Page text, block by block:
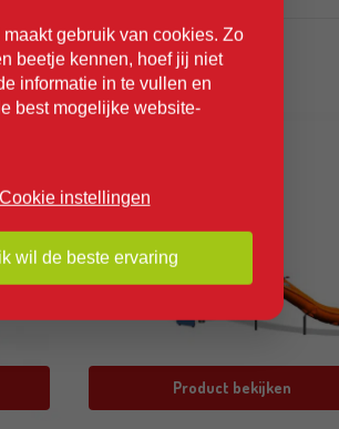
Product bekijken
gebruik van cookies. Zo
beetje kennen, hoef jij niet
informatie in te vullen en
best mogelijke website-
Cookie instellingen
wil de beste ervaring